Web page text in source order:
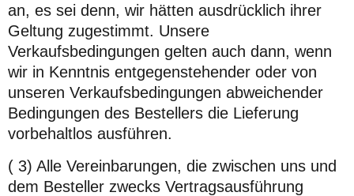
an, es sei denn, wir hätten ausdrücklich ihrer
Geltung zugestimmt. Unsere
Verkaufsbedingungen gelten auch dann, wenn
wir in Kenntnis entgegenstehender oder von
unseren Verkaufsbedingungen abweichender
Bedingungen des Bestellers die Lieferung
vorbehaltlos ausführen.
( 3) Alle Vereinbarungen, die zwischen uns und
dem Besteller zwecks Vertragsausführung